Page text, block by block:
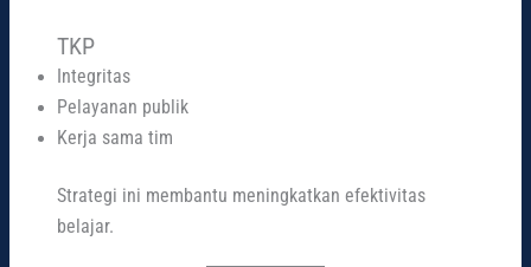
TKP
Integritas
Pelayanan publik
Kerja sama tim
Strategi ini membantu meningkatkan efektivitas
belajar.